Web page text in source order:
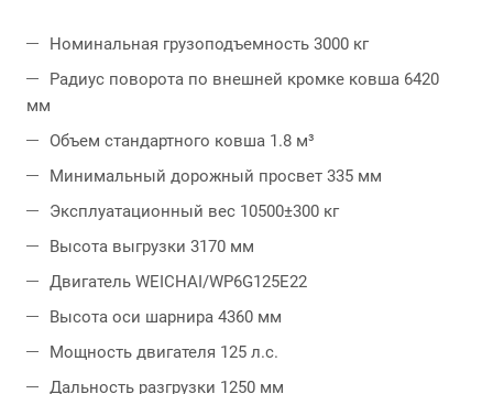
Номинальная грузоподъемность 3000 кг
Радиус поворота по внешней кромке ковша 6420
мм
Объем стандартного ковша 1.8 м³
Минимальный дорожный просвет 335 мм
Эксплуатационный вес 10500±300 кг
Высота выгрузки 3170 мм
Двигатель WEICHAI/WP6G125E22
Высота оси шарнира 4360 мм
Мощность двигателя 125 л.с.
Дальность разгрузки 1250 мм